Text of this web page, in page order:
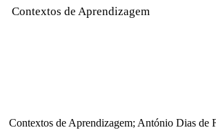
Contextos de Aprendizagem
Contextos de Aprendizagem; António Dias de